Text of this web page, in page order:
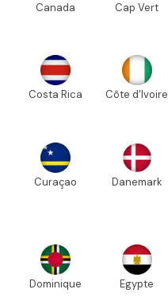
Canada Cap Vert
Costa Rica Côte d'Ivoire
Curaçao Danemark
Dominique Egypte